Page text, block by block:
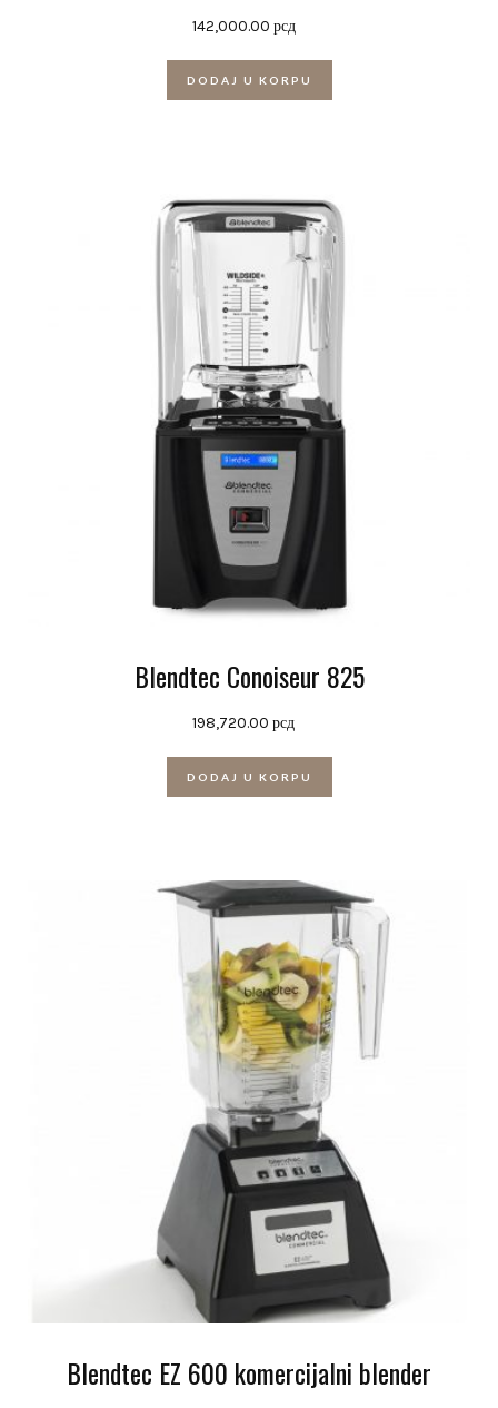
142,000.00 рсд
DODAJ U KORPU
Blendtec Conoiseur 825
198,720.00 рсд
DODAJ U KORPU
Blendtec EZ 600 komercijalni blender